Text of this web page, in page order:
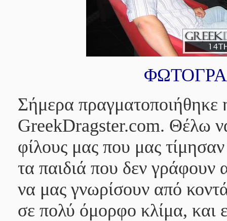
Σήμερα
GreekDragster.com. Θέλω
φίλους μας που μας
τα παιδιά που δεν
να μας γνωρίσουν από
σε πολύ όμορφο κλίμα, και